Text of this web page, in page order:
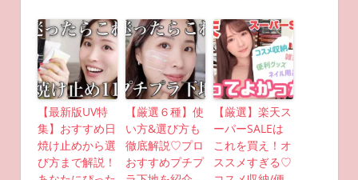
【最新版UV特
集】おすすめ日
焼け止めから選
び方まで解説！
【厳選６種】使
い方&選び方も
徹底解説♡プロ
おすすめプチプ
【厳選】楽天ス
ーパーSALEは
これを買え！オ
ススメすぎる♡